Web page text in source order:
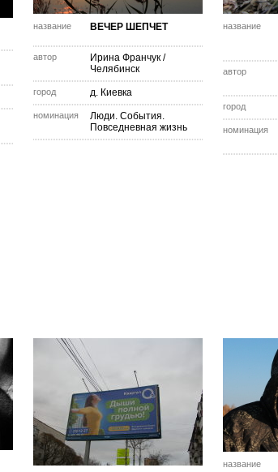
название ВЕЧЕР ШЕПЧЕТ
автор Ирина Франчук /
Челябинск
город д. Киевка
номинация
Люди. События.
Повседневная жизнь
название
автор
город
номинация
название